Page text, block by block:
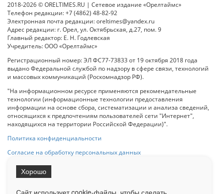
2018-2026 © ORELTIMES.RU | Сетевое издание «Орелтаймс»
Телефон редакции: +7 (4862) 48-82-92
Электронная почта редакции: oreltimes@yandex.ru
Адрес редакции: г. Орел, ул. Октябрьская, д.27, пом. 9
Главный редактор: Е. Н. Годлевская
Учредитель: ООО «Орелтаймс»
Регистрационный номер: ЭЛ ФС77-73833 от 19 октября 2018 года
выдано Федеральной службой по надзору в сфере связи, технологий
и массовых коммуникаций (Роскомнадзор РФ).
"На информационном ресурсе применяются рекомендательные
технологии (информационные технологии предоставления
информации на основе сбора, систематизации и анализа сведений,
относящихся к предпочтениям пользователей сети "Интернет",
находящихся на территории Российской Федерации)".
Политика конфиденциальности
Согласие на обработку персональных данных
При использовании любого материала с данного сайта гипер-ссылка
на Сетевое издание «ОрелТаймс» обязательна.
Сайт использует cookie-файлы, чтобы сделать
Хорошо